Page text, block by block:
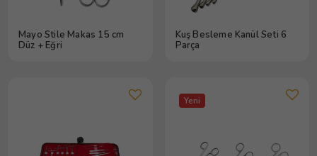
Mayo Stile Makas 15 cm
Düz + Eğri
Kuş Besleme Kanül Seti 6
Parça
Yeni